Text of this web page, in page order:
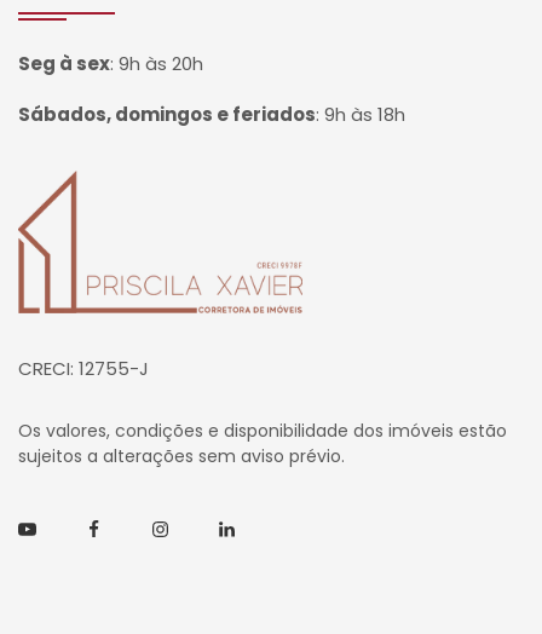
Seg à sex: 9h às 20h
Sábados, domingos e feriados: 9h às 18h
Página inicial
CRECI: 12755-J
Os valores, condições e disponibilidade dos imóveis estão
sujeitos a alterações sem aviso prévio.
YoutubeFacebookInstagramLinkedin